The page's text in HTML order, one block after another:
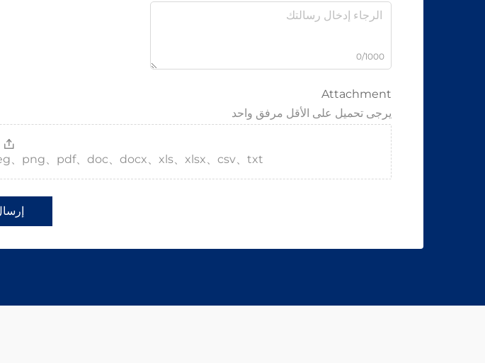
0/1000
Attachment
يرجى تحميل على الأقل مرفق واحد
png、pdf、doc、docx、xls、xlsx、csv、txt